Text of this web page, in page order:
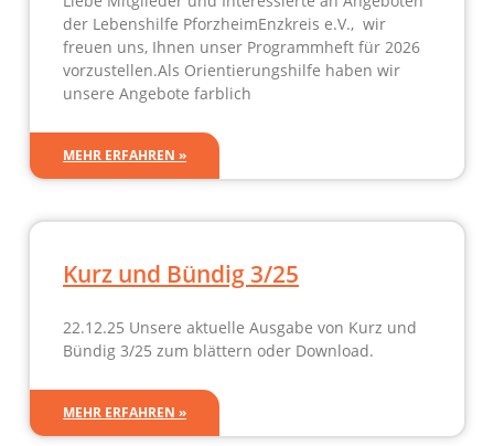
der Lebenshilfe PforzheimEnzkreis e.V., wir
freuen uns, Ihnen unser Programmheft für 2026
vorzustellen.Als Orientierungshilfe haben wir
unsere Angebote farblich
MEHR ERFAHREN »
Kurz und Bündig 3/25
22.12.25 Unsere aktuelle Ausgabe von Kurz und
Bündig 3/25 zum blättern oder Download.
MEHR ERFAHREN »